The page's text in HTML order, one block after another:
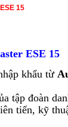
15
ESE 15
khẩu từ
tập đoàn
tiến, kỹ